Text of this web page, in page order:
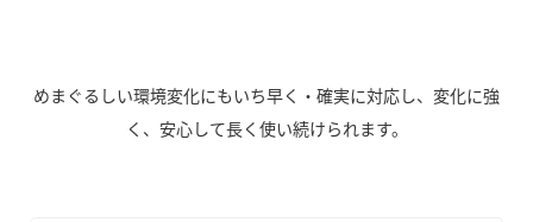
めまぐるしい環境変化にもいち早く・確実に対応し、変化に強
く、安心して長く使い続けられます。